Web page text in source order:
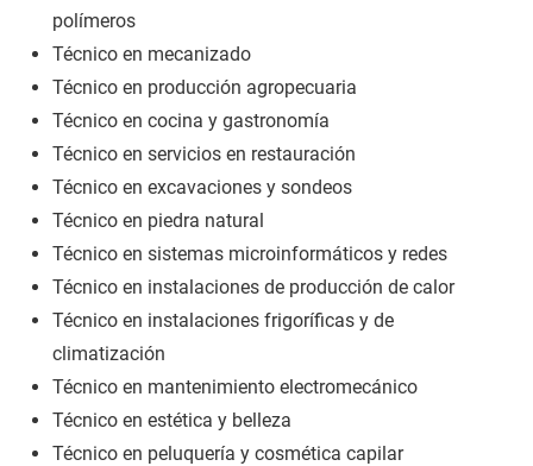
polímeros
Técnico en mecanizado
Técnico en producción agropecuaria
Técnico en cocina y gastronomía
Técnico en servicios en restauración
Técnico en excavaciones y sondeos
Técnico en piedra natural
Técnico en sistemas microinformáticos y redes
Técnico en instalaciones de producción de calor
Técnico en instalaciones frigoríficas y de
climatización
Técnico en mantenimiento electromecánico
Técnico en estética y belleza
Técnico en peluquería y cosmética capilar